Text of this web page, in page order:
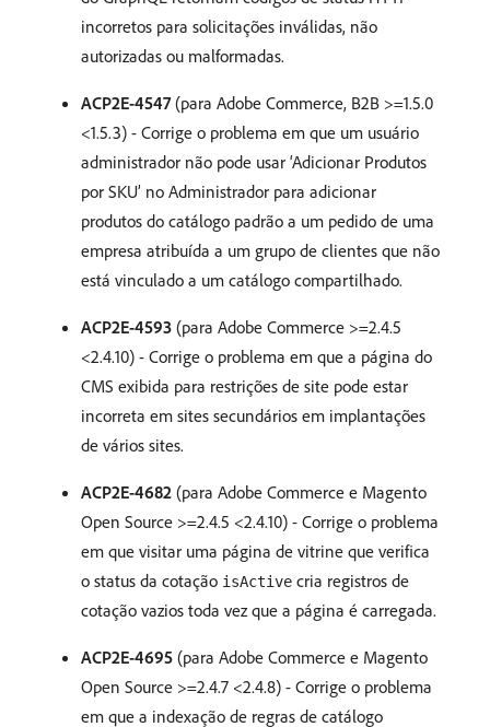
incorretos para solicitações inválidas, não
autorizadas ou malformadas.
ACP2E-4547(para Adobe Commerce, B2B >=1.5.0
<1.5.3) - Corrige o problema em que um usuário
administrador não pode usar ‘Adicionar Produtos
por SKU’ no Administrador para adicionar
produtos do catálogo padrão a um pedido de uma
empresa atribuída a um grupo de clientes que não
está vinculado a um catálogo compartilhado.
ACP2E-4593 (para Adobe Commerce >=2.4.5
<2.4.10) - Corrige o problema em que a página do
CMS exibida para restrições de site pode estar
incorreta em sites secundários em implantações
de vários sites.
ACP2E-4682 (para Adobe Commerce e Magento
Open Source >=2.4.5 <2.4.10) - Corrige o problema
em que visitar uma página de vitrine que verifica
o status da cotação isActive cria registros de
cotação vazios toda vez que a página é carregada.
ACP2E-4695 (para Adobe Commerce e Magento
Open Source >=2.4.7 <2.4.8) - Corrige o problema
em que a indexação de regras de catálogo